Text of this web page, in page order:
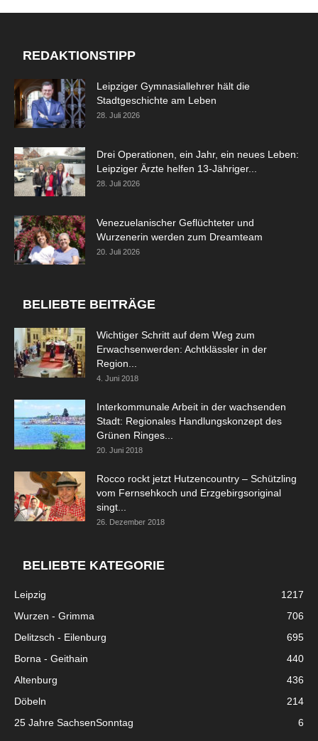
REDAKTIONSTIPP
Leipziger Gymnasiallehrer hält die
Stadtgeschichte am Leben
28. Juli 2026
Drei Operationen, ein Jahr, ein neues Leben:
Leipziger Ärzte helfen 13-Jähriger...
28. Juli 2026
Venezuelanischer Geflüchteter und
Wurzenerin werden zum Dreamteam
20. Juli 2026
BELIEBTE BEITRÄGE
Wichtiger Schritt auf dem Weg zum
Erwachsenwerden: Achtklässler in der
Region...
4. Juni 2018
Interkommunale Arbeit in der wachsenden
Stadt: Regionales Handlungskonzept des
Grünen Ringes...
20. Juni 2018
Rocco rockt jetzt Hutzencountry – Schützling
vom Fernsehkoch und Erzgebirgsoriginal
singt...
26. Dezember 2018
BELIEBTE KATEGORIE
Leipzig
1217
Wurzen - Grimma
706
Delitzsch - Eilenburg
695
Borna - Geithain
440
Altenburg
436
Döbeln
214
25 Jahre SachsenSonntag
6